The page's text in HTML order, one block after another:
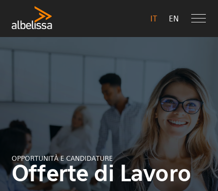
IT EN
OPPORTUNITÀ E CANDIDATURE
Offerte di Lavoro